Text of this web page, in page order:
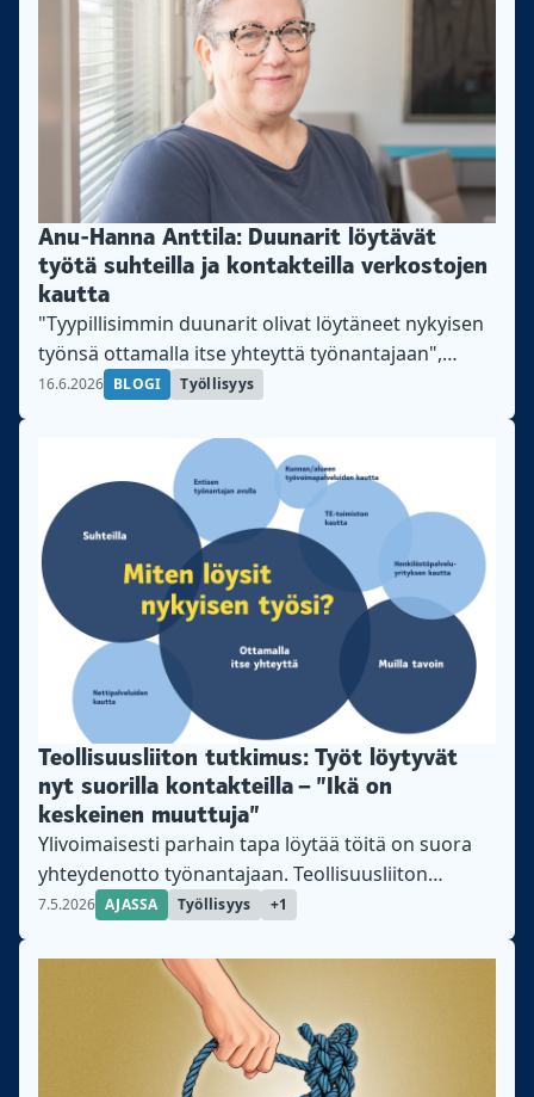
Anu-Hanna Anttila: Duunarit löytävät
työtä suhteilla ja kontakteilla verkostojen
kautta
"Tyypillisimmin duunarit olivat löytäneet nykyisen
työnsä ottamalla itse yhteyttä työnantajaan",
kirjoittaa Teollisuusliiton tutkimuspäällikkö Anu-
16.6.2026 BLOGI Työllisyys
Teollisuusliiton tutkimus: Työt löytyvät
nyt suorilla kontakteilla – ”Ikä on
keskeinen muuttuja”
Ylivoimaisesti parhain tapa löytää töitä on suora
yhteydenotto työnantajaan. Teollisuusliiton
tutkimuksessa työttömänä olleet liiton jäsenet
työttömyyden pitkittyminen vaikeuttavat eniten
työnsaantia. Tästä on kyse Teollisuusliiton
kyselytutkimus liiton työttömänä olleille jäsenille
osoitti, että nuoremmat ja ammattitaitoiset
löytävät nopeasti töitä. Sen sijaan yli 55-vuotiaiden
7.5.2026 AJASSA Työllisyys +1